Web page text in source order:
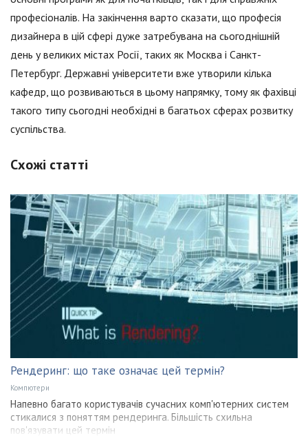
професіоналів. На закінчення варто сказати, що професія
дизайнера в цій сфері дуже затребувана на сьогоднішній
день у великих містах Росії, таких як Москва і Санкт-
Петербург. Державні університети вже утворили кілька
кафедр, що розвиваються в цьому напрямку, тому як фахівці
такого типу сьогодні необхідні в багатьох сферах розвитку
суспільства.
Схожі статті
Рендеринг: що таке означає цей термін?
Компютери
Напевно багато користувачів сучасних комп'ютерних систем
стикалися з поняттям рендеринга. Більшість схильна
пов'язувати цей термін